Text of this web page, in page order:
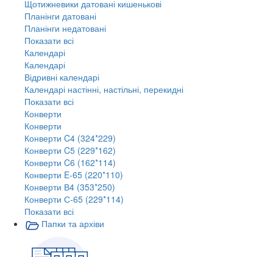
Щотижневики датовані кишенькові
Планінги датовані
Планінги недатовані
Показати всі
Календарі
Календарі
Відривні календарі
Календарі настінні, настільні, перекидні
Показати всі
Конверти
Конверти
Конверти C4 (324*229)
Конверти C5 (229*162)
Конверти C6 (162*114)
Конверти E-65 (220*110)
Конверти В4 (353*250)
Конверти С-65 (229*114)
Показати всі
Папки та архіви